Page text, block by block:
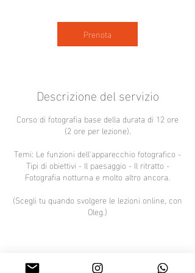
e
Prenota
Descrizione del servizio
Corso di fotografia base della durata di 12 ore
(2 ore per lezione).
Temi: Le funzioni dell'apparecchio fotografico -
Tipi di obiettivi - Il paesaggio - Il ritratto -
Fotografia notturna e molto altro ancora.
(Scegli tu quando svolgere le lezioni online, con
Oleg.)
Regole di annullamento